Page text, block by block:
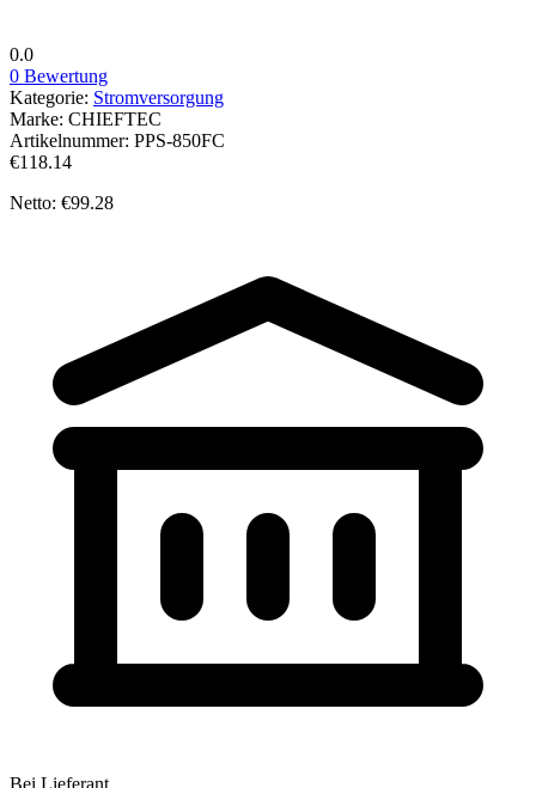
0.0
0 Bewertung
Kategorie: Stromversorgung
Marke: CHIEFTEC
Artikelnummer: PPS-850FC
€118.14
Netto: €99.28
Bei Lieferant